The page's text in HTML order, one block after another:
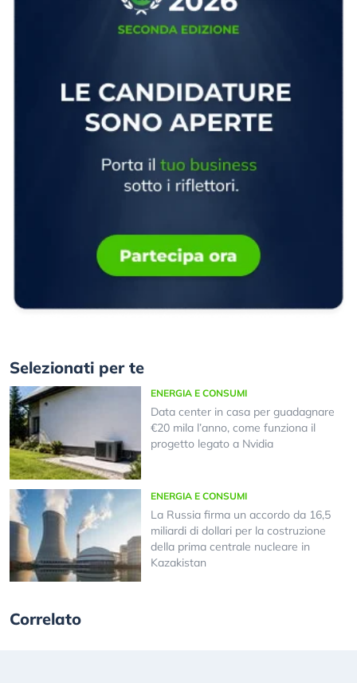
Selezionati per te
ENERGIA E CONSUMI
Data center in casa per guadagnare
€20 mila l’anno, come funziona il
progetto legato a Nvidia
ENERGIA E CONSUMI
La Russia firma un accordo da 16,5
miliardi di dollari per la costruzione
della prima centrale nucleare in
Kazakistan
Correlato